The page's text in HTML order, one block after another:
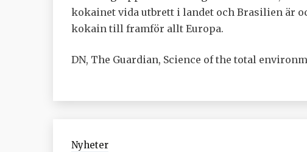
kokainet vida utbrett i landet och Brasilien är
kokain till framför allt Europa.
DN, The Guardian, Science of the total
Nyheter